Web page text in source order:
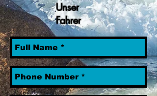
Unser
Fahrer